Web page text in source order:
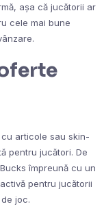
așa că jucătorii ar
cele mai bune
articole sau skin-
pentru jucători. De
împreună cu un
pentru jucătorii
joc.